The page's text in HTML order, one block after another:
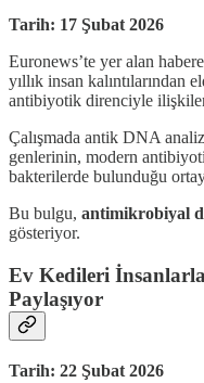
Tarih: 17 Şubat 2026
Euronews’te yer alan
yıllık insan kalıntılarından
antibiyotik direnciyle
Çalışmada antik DNA
genlerinin, modern
bakterilerde bulunduğu
Bu bulgu, antimikrobiyal
gösteriyor.
Ev Kedileri
Paylaşıyor
Tarih: 22 Şubat 2026